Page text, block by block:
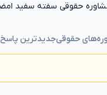
حقوقی سفته سفید
حقوقیجدیدترین